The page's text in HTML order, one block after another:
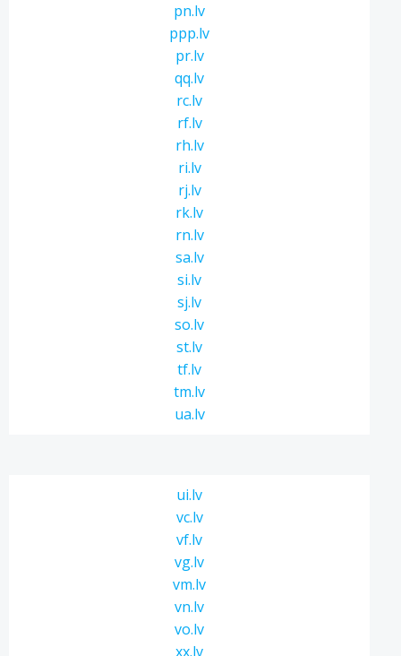
pn.lv
ppp.lv
pr.lv
qq.lv
rc.lv
rf.lv
rh.lv
ri.lv
rj.lv
rk.lv
rn.lv
sa.lv
si.lv
sj.lv
so.lv
st.lv
tf.lv
tm.lv
ua.lv
ui.lv
vc.lv
vf.lv
vg.lv
vm.lv
vn.lv
vo.lv
xx.lv